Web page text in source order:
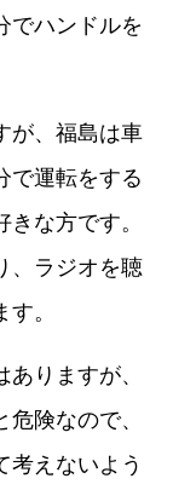
でハンドルを
が、福島は車
で運転をする
な方です。
、ラジオを聴
。
りますが、
険なので、
考えないよう